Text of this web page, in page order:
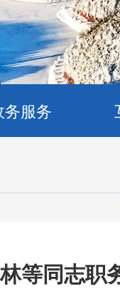
务服务
等同志职